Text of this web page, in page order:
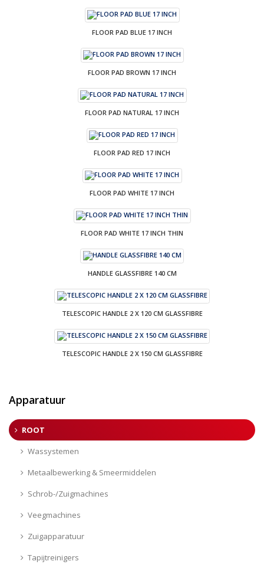
FLOOR PAD BLUE 17 INCH
FLOOR PAD BROWN 17 INCH
FLOOR PAD NATURAL 17 INCH
FLOOR PAD RED 17 INCH
FLOOR PAD WHITE 17 INCH
FLOOR PAD WHITE 17 INCH THIN
HANDLE GLASSFIBRE 140 CM
TELESCOPIC HANDLE 2 X 120 CM GLASSFIBRE
TELESCOPIC HANDLE 2 X 150 CM GLASSFIBRE
Apparatuur
ROOT
Wassystemen
Metaalbewerking & Smeermiddelen
Schrob-/Zuigmachines
Veegmachines
Zuigapparatuur
Tapijtreinigers